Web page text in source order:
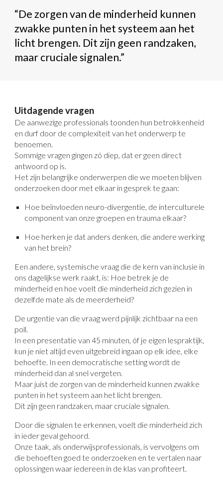
“De zorgen van de minderheid kunnen
zwakke punten in het systeem aan het
licht brengen. Dit zijn geen randzaken,
maar cruciale signalen.”
Uitdagende vragen
De aanwezige professionals toonden hun betrokkenheid
en durf door de complexiteit van het onderwerp te
benoemen.
Sommige vragen gingen zó diep, dat er geen direct
antwoord op is.
Het zijn belangrijke onderwerpen die we moeten blijven
onderzoeken door met elkaar in gesprek te gaan:
Hoe beïnvloeden neuro-divergentie, de interculturele
component van onze groepen en trauma elkaar?
Hoe herken je dat anders denken, die andere werking
van het brein?
Een andere, systemische vraag die de kern van inclusie in
ons dagelijkse werk raakt, is: Hoe betrek je de
minderheid en hoe voelt die minderheid zich gezien in
dezelfde mate als de meerderheid?
De urgentie van die vraag werd pijnlijk zichtbaar na een
poll.
In een presentatie van 45 minuten, óf je eigen lespraktijk,
kun je niet altijd even uitgebreid ingaan op elk idee, elke
behoefte. In een democratische setting wordt de
minderheid dan al snel vergeten.
Maar juist de zorgen van de minderheid kunnen zwakke
punten in het systeem aan het licht brengen.
Dit zijn geen randzaken, maar cruciale signalen.
Door die signalen te erkennen, voelt die minderheid zich
in ieder geval gehoord.
Onze taak, als onderwijsprofessionals, is vervolgens om
die behoeften goed te onderzoeken en te vertalen naar
oplossingen waar iedereen in de klas van profiteert.